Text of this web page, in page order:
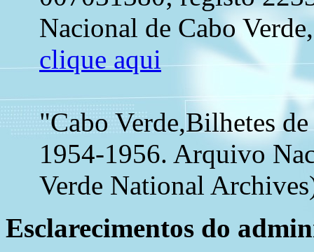
Nacional de Cabo
clique aqui
"Cabo Verde,Bilhetes
1954-1956. Arquivo
Verde National
Esclarecimentos do